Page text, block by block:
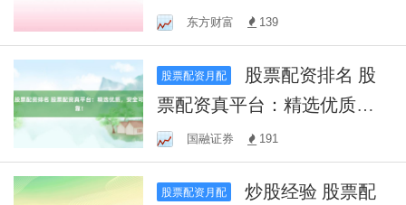
你盈利！
东方财富 139
股票配资月配
票配资真平台：精选优质，
安全可靠！
国融证券 191
股票配资月配
炒股经验 股票配